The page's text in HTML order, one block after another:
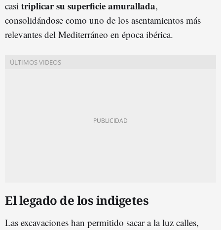
casi triplicar su superficie amurallada,
consolidándose como uno de los asentamientos más
relevantes del Mediterráneo en época ibérica.
El legado de los indigetes
Las excavaciones han permitido sacar a la luz calles,